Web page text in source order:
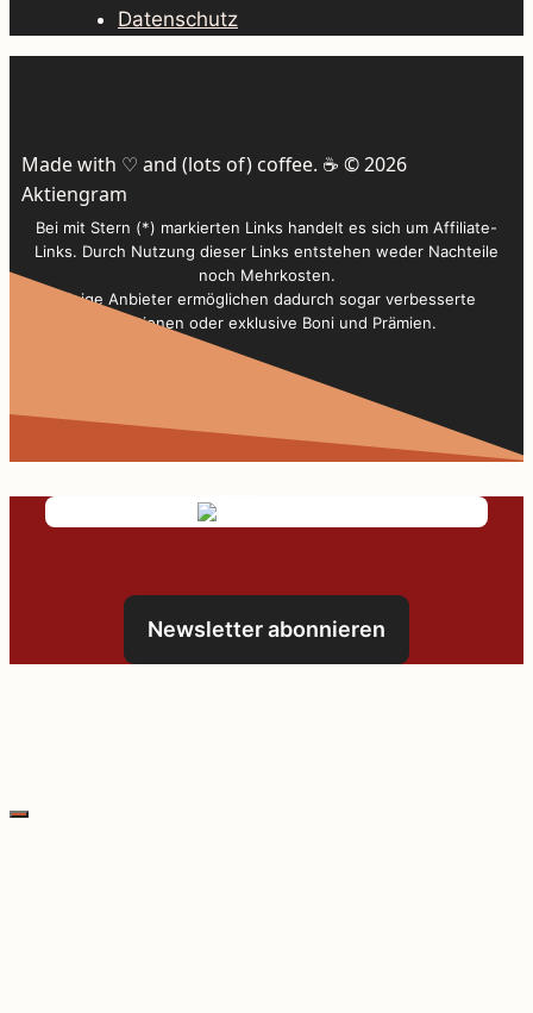
Datenschutz
Made with ♡ and (lots of) coffee. ☕️ © 2026
Aktiengram
Bei mit Stern (*) markierten Links handelt es sich um Affiliate-
Links. Durch Nutzung dieser Links entstehen weder Nachteile
noch Mehrkosten.
Einige Anbieter ermöglichen dadurch sogar verbesserte
Konditionen oder exklusive Boni und Prämien.
Newsletter abonnieren
Schließen